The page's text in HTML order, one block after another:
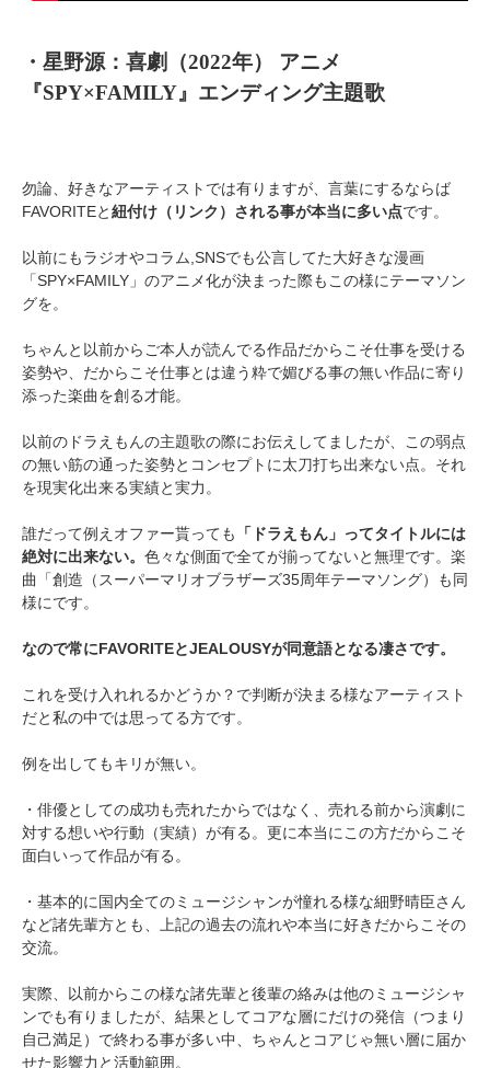
・星野源：喜劇（2022年） アニメ
『SPY×FAMILY』エンディング主題歌
勿論、好きなアーティストでは有りますが、言葉にするならば
FAVORITEと紐付け（リンク）される事が本当に多い点です。
以前にもラジオやコラム,SNSでも公言してた大好きな漫画
「SPY×FAMILY」のアニメ化が決まった際もこの様にテーマソン
グを。
ちゃんと以前からご本人が読んでる作品だからこそ仕事を受ける
姿勢や、だからこそ仕事とは違う粋で媚びる事の無い作品に寄り
添った楽曲を創る才能。
以前のドラえもんの主題歌の際にお伝えしてましたが、この弱点
の無い筋の通った姿勢とコンセプトに太刀打ち出来ない点。それ
を現実化出来る実績と実力。
誰だって例えオファー貰っても
「ドラえもん」ってタイトルには
絶対に出来ない。 色々な側面で全てが揃ってないと無理です。楽
曲「創造（スーパーマリオブラザーズ35周年テーマソング）も同
様にです。
なので常にFAVORITEとJEALOUSYが同意語となる凄さです。
これを受け入れれるかどうか？で判断が決まる様なアーティスト
だと私の中では思ってる方です。
例を出してもキリが無い。
・俳優としての成功も売れたからではなく、売れる前から演劇に
対する想いや行動（実績）が有る。更に本当にこの方だからこそ
面白いって作品が有る。
・基本的に国内全てのミュージシャンが憧れる様な細野晴臣さん
など諸先輩方とも、上記の過去の流れや本当に好きだからこその
交流。
実際、以前からこの様な諸先輩と後輩の絡みは他のミュージシャ
ンでも有りましたが、結果としてコアな層にだけの発信（つまり
自己満足）で終わる事が多い中、ちゃんとコアじゃ無い層に届か
せた影響力と活動範囲。